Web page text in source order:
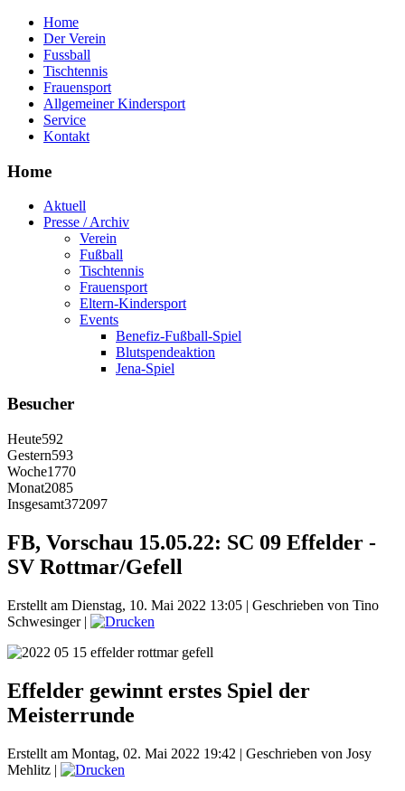
Home
Der Verein
Fussball
Tischtennis
Frauensport
Allgemeiner Kindersport
Service
Kontakt
Home
Aktuell
Presse / Archiv
Verein
Fußball
Tischtennis
Frauensport
Eltern-Kindersport
Events
Benefiz-Fußball-Spiel
Blutspendeaktion
Jena-Spiel
Besucher
Heute592
Gestern593
Woche1770
Monat2085
Insgesamt372097
FB, Vorschau 15.05.22: SC 09 Effelder -
SV Rottmar/Gefell
Erstellt am Dienstag, 10. Mai 2022 13:05 | Geschrieben von Tino
Schwesinger|
Effelder gewinnt erstes Spiel der
Meisterrunde
Erstellt am Montag, 02. Mai 2022 19:42 | Geschrieben von Josy
Mehlitz |